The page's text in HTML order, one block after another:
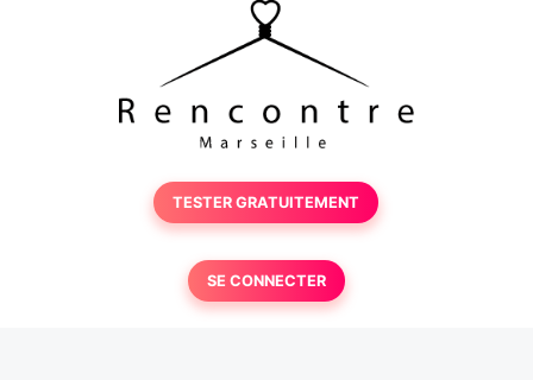
TESTER GRATUITEMENT
SE CONNECTER